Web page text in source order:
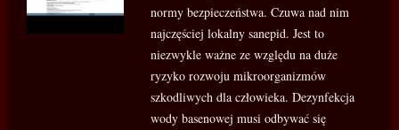
normy bezpieczeństwa. Czuwa nad nim
najczęściej lokalny sanepid. Jest to
niezwykle ważne ze względu na duże
ryzyko rozwoju mikroorganizmów
szkodliwych dla człowieka. Dezynfekcja
wody basenowej musi odbywać się